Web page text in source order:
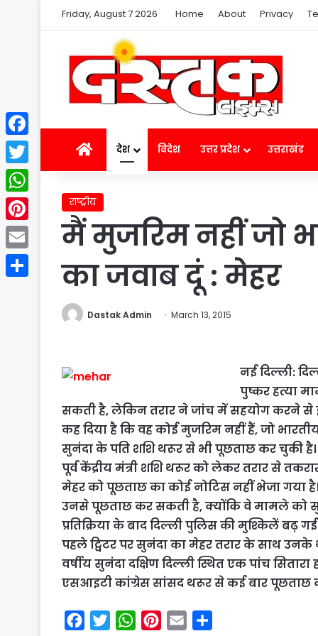
Friday, August 7 2026 Home About Privacy
Homeदेश विदेश उत्तर प्रदेश उत्तराखंड
राष्ट्रीय
मैं मुजरिम नहीं जो
का जवाब दूं : मेहर
Dastak Admin March 13, 2015
नई दिल्ली:
पुष्कर हत्या
सकती है, लेकिन तरार ने जांच में सहयोग करने से
कह दिया है कि वह कोई मुजरिम नहीं हैं, जो
सुनंदा के पति शशि थरूर से भी पूछताछ कर चुकी
पूर्व केंद्रीय मंत्री शशि थरूर को लेकर तरार से
मेहर को पूछताछ का कोई नोटिस नहीं भेजा गया
उनसे पूछताछ कर सकती है, क्योंकि वे मामले को
प्रतिक्रिया के बाद दिल्ली पुलिस की मुश्किलें बढ़
पहले ट्विटर पर सुनंदा का मेहर तरार के साथ
वर्षीय सुनंदा दक्षिण दिल्ली स्थित एक पांच
एसआइटी कांग्रेस सांसद थरूर से कई बार पूछताछ
W
Facebook
Twitter
WhatsApp
Pinterest
Email